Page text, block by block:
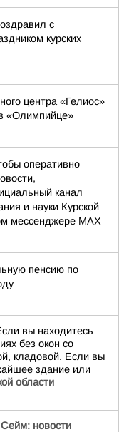
с
курских
центра «Гелиос»
«Олимпийце»
оперативно
канал
и науки Курской
мессенджере МАХ
пенсию по
вы находитесь
без окон со
кладовой. Если вы
здание или
области
Сейм: новости